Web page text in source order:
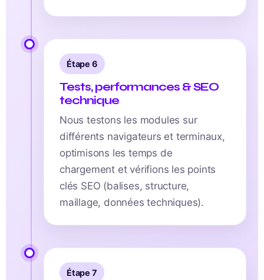
Étape 6
Tests, performances & SEO
technique
Nous testons les modules sur
différents navigateurs et terminaux,
optimisons les temps de
chargement et vérifions les points
clés SEO (balises, structure,
maillage, données techniques).
Étape 7